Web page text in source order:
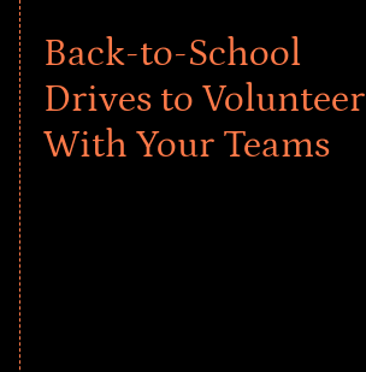
Back-to-School
Drives to Volunteer
With Your Teams